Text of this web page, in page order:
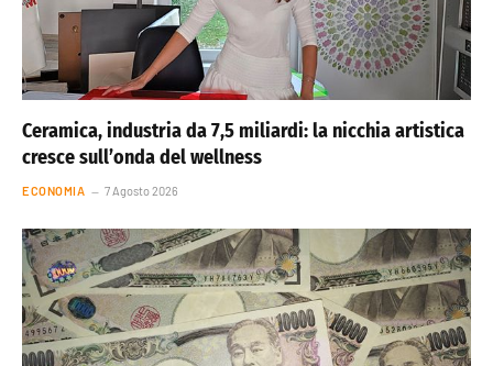
Ceramica, industria da 7,5 miliardi: la nicchia artistica
cresce sull’onda del wellness
ECONOMIA 7 Agosto 2026